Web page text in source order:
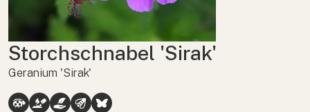
Storchschnabel 'Sirak'
Geranium 'Sirak'